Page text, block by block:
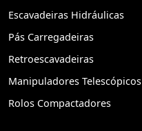
Escavadeiras Hidráulicas
Pás Carregadeiras
Retroescavadeiras
Manipuladores Telescópicos
Rolos Compactadores